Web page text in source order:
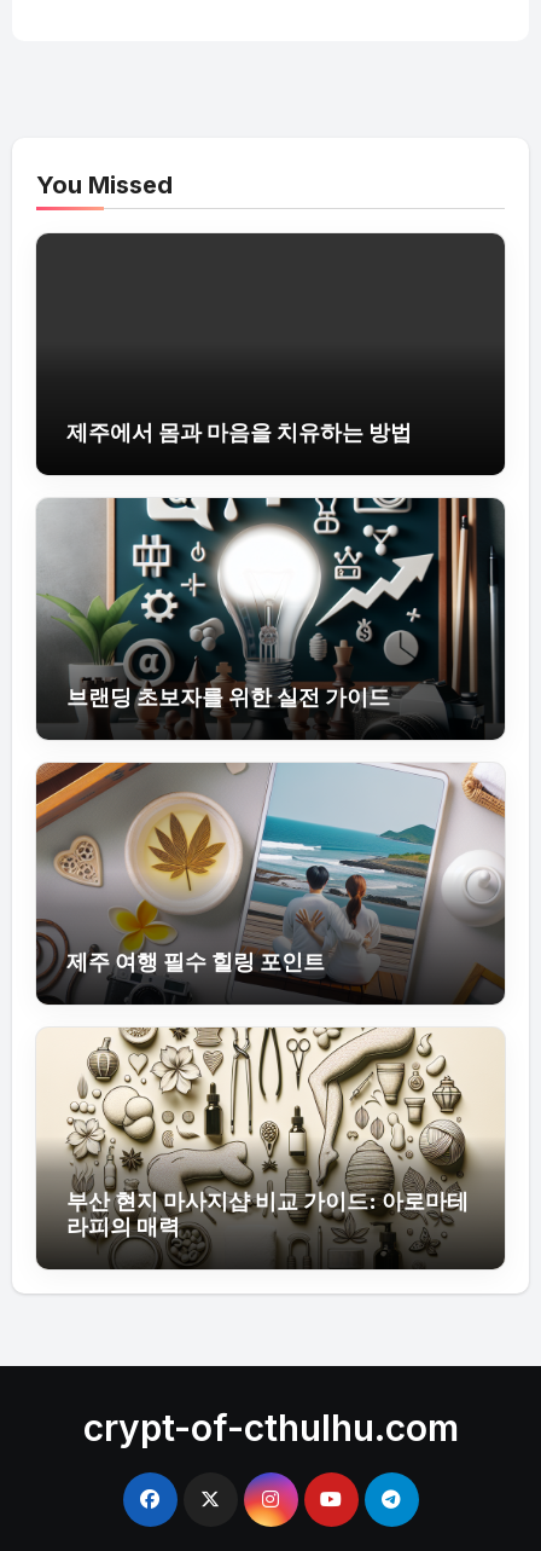
You Missed
제주에서 몸과 마음을 치유하는 방법
브랜딩 초보자를 위한 실전 가이드
제주 여행 필수 힐링 포인트
부산 현지 마사지샵 비교 가이드: 아로마테
라피의 매력
crypt-of-cthulhu.com